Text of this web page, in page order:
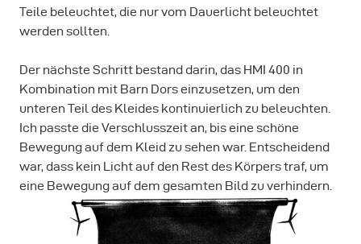
Teile beleuchtet, die nur vom Dauerlicht beleuchtet
werden sollten.
Der nächste Schritt bestand darin, das HMI 400 in
Kombination mit Barn Dors einzusetzen, um den
unteren Teil des Kleides kontinuierlich zu beleuchten.
Ich passte die Verschlusszeit an, bis eine schöne
Bewegung auf dem Kleid zu sehen war. Entscheidend
war, dass kein Licht auf den Rest des Körpers traf, um
eine Bewegung auf dem gesamten Bild zu verhindern.